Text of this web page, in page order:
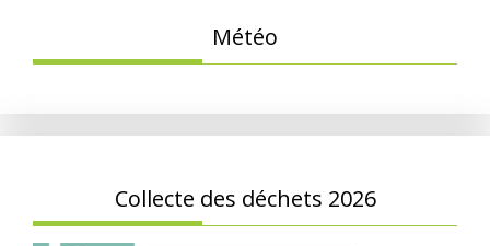
Météo
Collecte des déchets 2026